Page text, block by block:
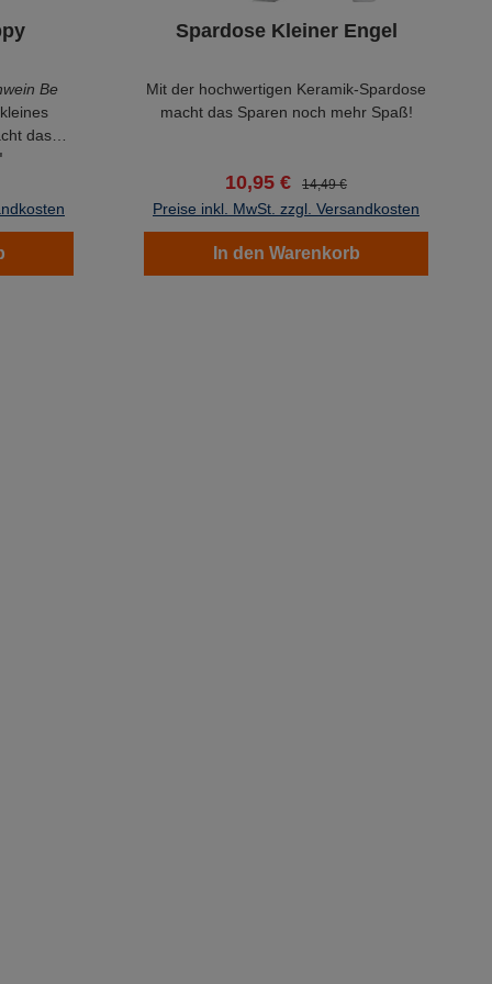
Be
das
Spardose Kleiner Engel
Mit der hochwertigen Keramik-Spardose
macht das Sparen noch mehr Spaß!
10,95 € 14,49 €
Preise inkl. MwSt. zzgl. Versandkosten
In den Warenkorb